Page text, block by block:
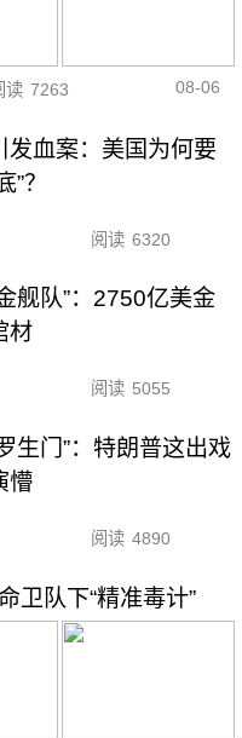
读 7263 08-06
发血案：美国为何要
”？
阅读 6320
舰队”：2750亿美金
材
阅读 5055
生门”：特朗普这出戏
懵
阅读 4890
卫队下“精准毒计”